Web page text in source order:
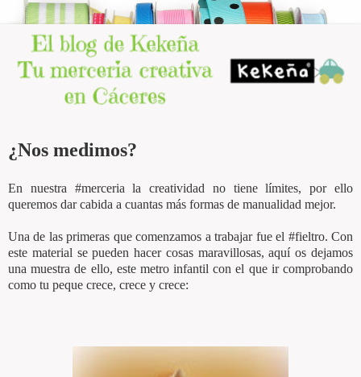
¿Nos medimos?
En nuestra #merceria la creatividad no tiene límites, por ello
queremos dar cabida a cuantas más formas de manualidad mejor.
Una de las primeras que comenzamos a trabajar fue el #fieltro. Con
este material se pueden hacer cosas maravillosas, aquí os dejamos
una muestra de ello, este metro infantil con el que ir comprobando
como tu peque crece, crece y crece: